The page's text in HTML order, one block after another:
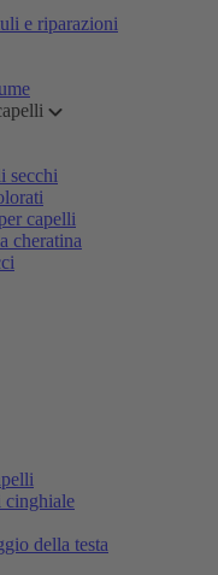
e riparazioni
secchi
capelli
cheratina
cinghiale
della testa